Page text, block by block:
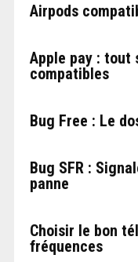
Airpods
Apple pay : tout
compatibles
Bug Free : Le
Bug SFR :
panne
Choisir le bon
fréquences